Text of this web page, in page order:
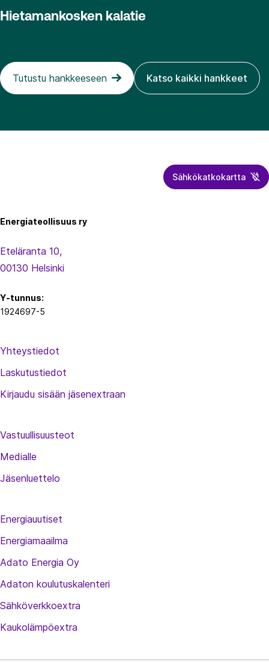
Hietamankosken kalatie
Tutustu hankkeeseen Katso kaikki hankkeet
Sähkökatkokartta
Energiateollisuus ry
Eteläranta 10,
00130 Helsinki
Y-tunnus:
1924697-5
Yhteystiedot
Laskutustiedot
Kirjaudu sisään jäsenextraan
Vastuullisuusteot
Medialle
Jäsenluettelo
Energiauutiset
Energiamaailma
Adato Energia Oy
Adaton koulutuskalenteri
Sähköverkkoextra
Kaukolämpöextra